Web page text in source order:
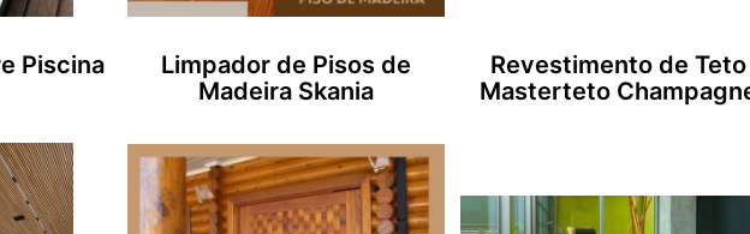
Piscina
Limpador de Pisos de
Madeira Skania
Revestimento de Teto
Masterteto